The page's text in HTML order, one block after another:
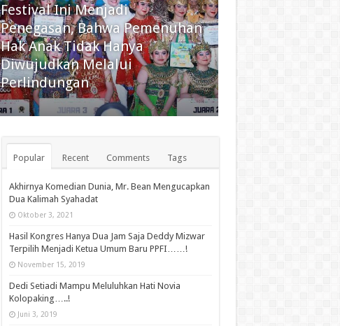
Festival Ini Menjadi
Penegasan, Bahwa Pemenuhan
Hak Anak Tidak Hanya
Diwujudkan Melalui
Perlindungan
Popular Recent Comments Tags
Akhirnya Komedian Dunia, Mr. Bean Mengucapkan
Dua Kalimah Syahadat
Oktober 3, 2021
Hasil Kongres Hanya Dua Jam Saja Deddy Mizwar
Terpilih Menjadi Ketua Umum Baru PPFI……!
November 15, 2019
Dedi Setiadi Mampu Meluluhkan Hati Novia
Kolopaking…..!
Juni 3, 2019